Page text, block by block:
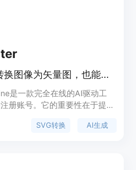
免费AI驱动，可转换图像为矢量图，也能根据描述生成SVG艺术作品
是一款完全在线的AI驱动工
册账号。它的重要性在于提供
。其主要优点包括免费使用、
SVG转换 AI生成